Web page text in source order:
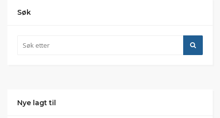
Søk
Nye lagt til